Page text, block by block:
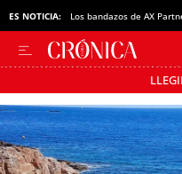
ES NOTICIA: Los bandazos de AX
Pásate al